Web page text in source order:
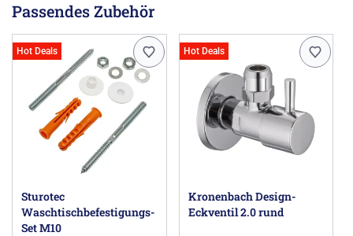
Passendes Zubehör
Hot Deals
Sturotec
Waschtischbefestigungs-
Set M10
Hot Deals
Kronenbach Design-
Eckventil 2.0 rund